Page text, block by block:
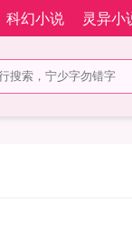
科幻小说 灵异小